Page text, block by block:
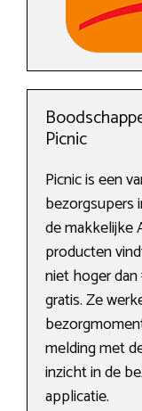
Picnic
Picnic is een
bezorgsupers
de makkelijke
producten
niet hoger
gratis. Ze
melding met
inzicht in de
applicatie.